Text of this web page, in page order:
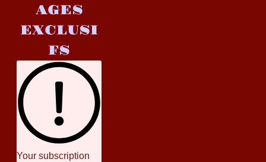
AGES
EXCLUSI
FS
Your subscription